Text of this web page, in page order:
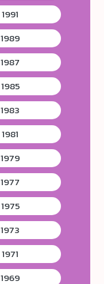
1991
1989
1987
1985
1983
1981
1979
1977
1975
1973
1971
1969